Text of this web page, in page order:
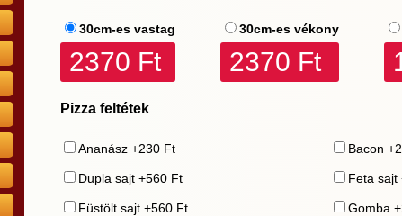
30cm-es vastag
2370 Ft
30cm-es vékony
2370 Ft
Pizza feltétek
Ananász +230 Ft Bacon
Dupla sajt +560 Ft Feta sajt
Füstölt sajt +560 Ft Gomba